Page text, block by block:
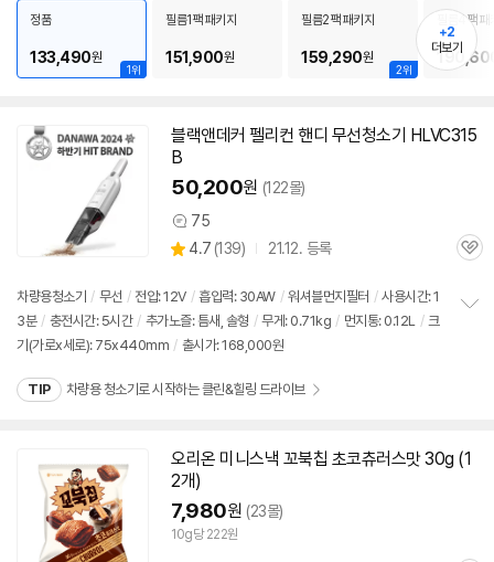
치
기
1위
정품
133,490원
필름1팩 패키지
151,900원
2위
필름2팩 패키지
159,290원
필름4팩 패
+2
더보기
블랙앤데커 펠리컨 핸디 무선청소기 HLVC315
B
50,200원 (122몰)
상
품
견
75
별
4.7 (상
리
뷰
139) 21.12. 등록
관
차량용청소기 / 무선 / 전압: 12V / 흡입력: 30AW / 워셔블먼지필터 / 사용시간: 1
3분 / 충전시간: 5시간 / 추가노즐: 틈새, 솔형 / 무게: 0.71kg / 먼지통: 0.12L / 크
기(가로x세로): 75x440mm / 출시가: 168,000원
TIP 차량용 청소기로 시작하는 클린&힐링 드라이브
오리온 미니스낵 꼬북칩 초코츄러스맛 30g (1
2개)
7,980원 (23몰)
10g당 222원